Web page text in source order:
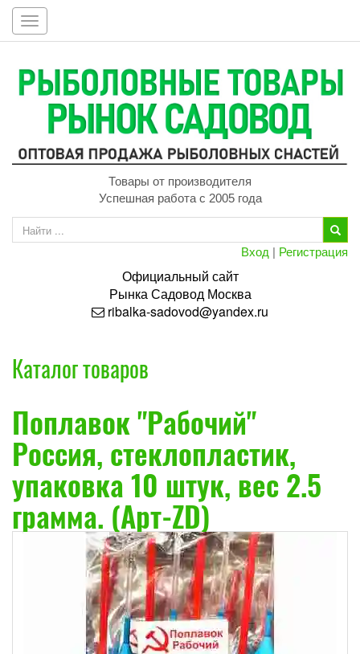
Toggle
navigation
Товары от производителя
Успешная работа с 2005 года
Вход | Регистрация
Официальный сайт
РынкаСадовод Москва
ribalka-sadovod@yandex.ru
Каталог товаров
Поплавок "Рабочий"
Россия, стеклопластик,
упаковка 10 штук, вес 2.5
грамма. (Арт-ZD)